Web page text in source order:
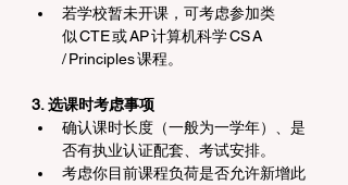
若学校暂未开课，可考虑参加类
似 CTE 或 AP 计算机科学 CS A
/ Principles 课程。
3. 选课时考虑事项
确认课时长度（一般为一学年）、是
否有执业认证配套、考试安排。
考虑你目前课程负荷是否允许新增此